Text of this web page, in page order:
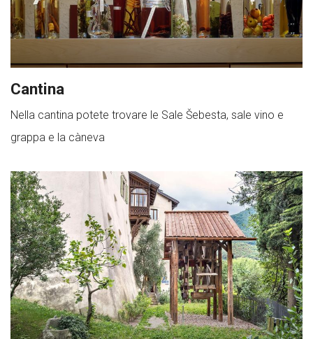
Cantina
Nella cantina potete trovare le Sale Šebesta, sale vino e
grappa e la càneva